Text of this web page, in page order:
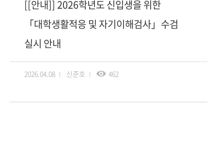
[[안내]] 2026학년도 신입생을 위한
「대학생활적응 및 자기이해검사」수검
실시 안내
2026.04.08 신준호 462